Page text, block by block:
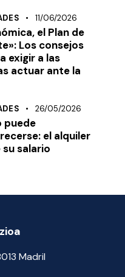
11/06/2026
el Plan de
Los consejos
exigir a las
actuar ante la
26/05/2026
puede
el alquiler
salario
Madril